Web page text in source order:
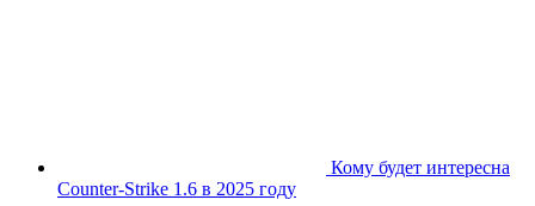
Кому будет интересна
Counter-Strike 1.6 в 2025 году